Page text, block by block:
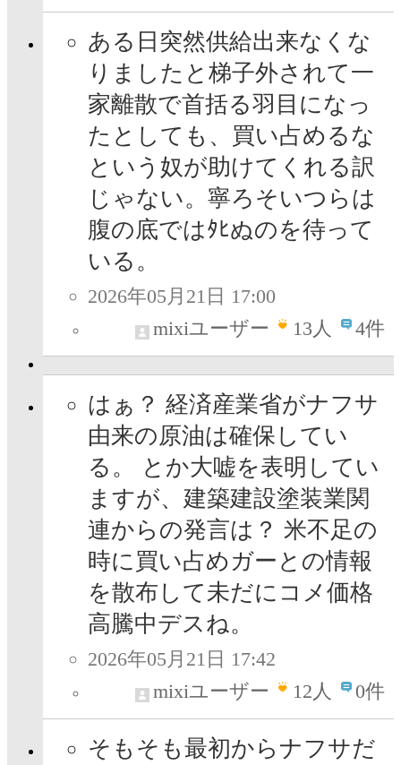
ある日突然供給出来なくな
りましたと梯子外されて一
家離散で首括る羽目になっ
たとしても、買い占めるな
という奴が助けてくれる訳
じゃない。寧ろそいつらは
腹の底ではﾀﾋぬのを待って
いる。
2026年05月21日 17:00
mixiユーザー
13人 4件
はぁ？ 経済産業省がナフサ
由来の原油は確保してい
る。 とか大嘘を表明してい
ますが、建築建設塗装業関
連からの発言は？ 米不足の
時に買い占めガーとの情報
を散布して未だにコメ価格
高騰中デスね。
2026年05月21日 17:42
mixiユーザー
12人 0件
そもそも最初からナフサだ